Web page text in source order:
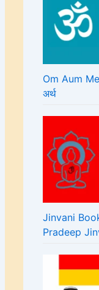
Om Aum
अर्थ
Jinvani
Pradeep